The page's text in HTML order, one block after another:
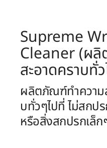
Supreme
Cleaner (ผ
สะอาดคราบทั่
ผลิตภัณฑ์ทำความ
บทั่วๆไปที่ ไม่สกป
หรือสิ่งสกปรกเล็